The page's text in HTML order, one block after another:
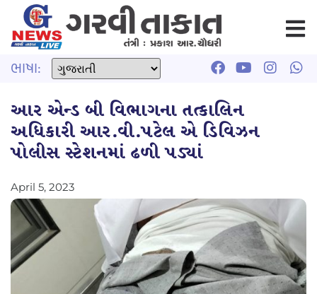
ભાષા:
આર એન્ડ બી વિભાગના તત્કાલિન
અધિકારી આર.વી.પટેલ એ ડિવિઝન
પોલીસ સ્ટેશનમાં ઢળી પડ્યાં
April 5, 2023